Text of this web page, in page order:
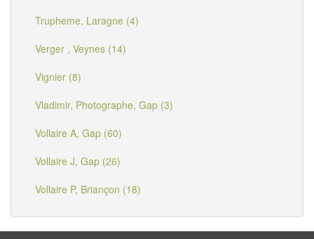
Trupheme, Laragne (4)
Verger , Veynes (14)
Vignier (8)
Vladimir, Photographe, Gap (3)
Vollaire A, Gap (60)
Vollaire J, Gap (26)
Vollaire P, Briançon (18)